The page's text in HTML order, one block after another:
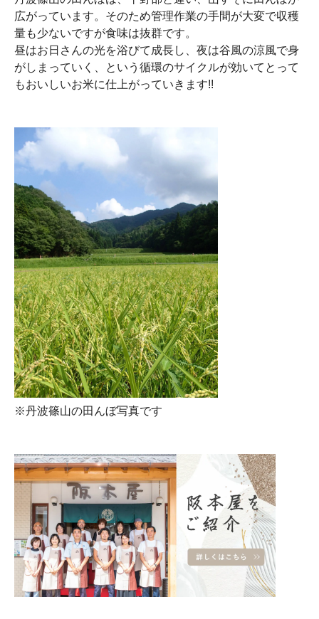
広がっています。そのため管理作業の手間が大変で収穫
量も少ないですが食味は抜群です。
昼はお日さんの光を浴びて成長し、夜は谷風の涼風で身
がしまっていく、という循環のサイクルが効いてとって
もおいしいお米に仕上がっていきます!!
※丹波篠山の田んぼ写真です